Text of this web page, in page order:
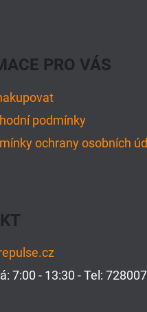
PRO VÁS
podmínky
ochrany osobních
7:00 - 13:30 - Tel: